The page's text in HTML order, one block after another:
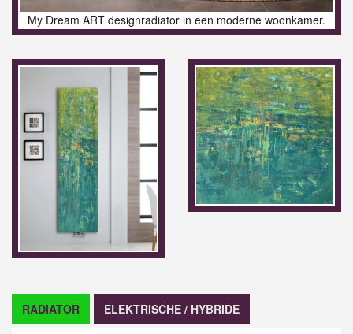
My Dream ART designradiator in een moderne woonkamer.
RADIATOR ELEKTRISCHE / HYBRIDE